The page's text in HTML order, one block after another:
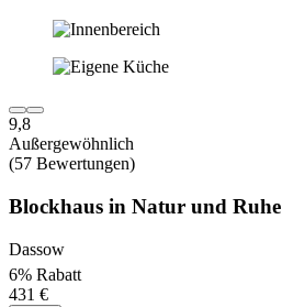
9,8
Außergewöhnlich
(57 Bewertungen)
Blockhaus in Natur und Ruhe
Dassow
6% Rabatt
431 €